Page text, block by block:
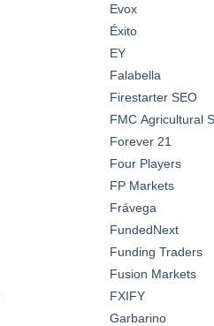
Evox
Éxito
EY
Falabella
Firestarter SEO
FMC Agricultural
Forever 21
Four Players
FP Markets
Frávega
FundedNext
Funding Traders
Fusion Markets
FXIFY
Garbarino